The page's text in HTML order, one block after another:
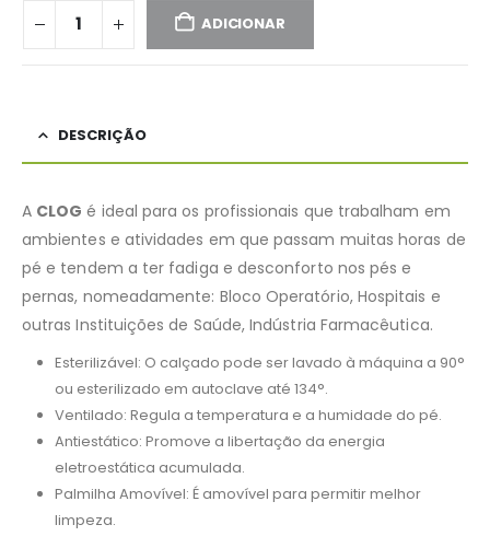
ADICIONAR
DESCRIÇÃO
A CLOG é ideal para os profissionais que trabalham em
ambientes e atividades em que passam muitas horas de
pé e tendem a ter fadiga e desconforto nos pés e
pernas, nomeadamente: Bloco Operatório, Hospitais e
outras Instituições de Saúde, Indústria Farmacêutica.
Esterilizável: O calçado pode ser lavado à máquina a 90°
ou esterilizado em autoclave até 134°.
Ventilado: Regula a temperatura e a humidade do pé.
Antiestático: Promove a libertação da energia
eletroestática acumulada.
Palmilha Amovível: É amovível para permitir melhor
limpeza.